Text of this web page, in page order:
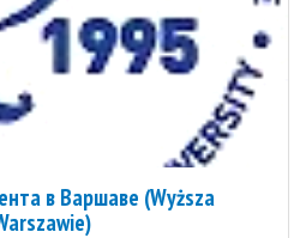
в Варшаве (Wyższa